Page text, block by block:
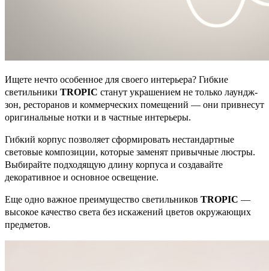
Ищете нечто особенное для своего интерьера? Гибкие
светильники TROPIC станут украшением не только лаундж-
зон, ресторанов и коммерческих помещений — они привнесут
оригинальные нотки и в частные интерьеры.
Гибкий корпус позволяет сформировать нестандартные
световые композиции, которые заменят привычные люстры.
Выбирайте подходящую длину корпуса и создавайте
декоративное и основное освещение.
Еще одно важное преимущество светильников TROPIC —
высокое качество света без искажений цветов окружающих
предметов.